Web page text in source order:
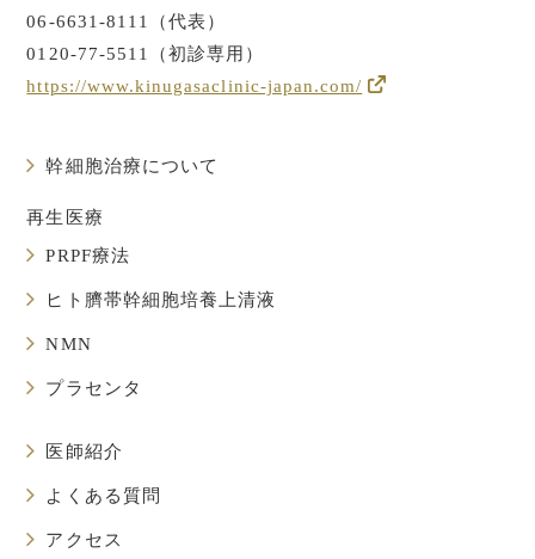
06-6631-8111（代表）
0120-77-5511（初診専用）
https://www.kinugasaclinic-japan.com/
幹細胞治療について
再生医療
PRPF療法
ヒト臍帯幹細胞培養上清液
NMN
プラセンタ
医師紹介
よくある質問
アクセス